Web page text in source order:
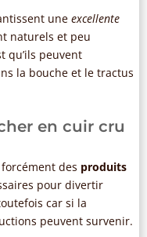
une excellente
naturels et peu
qu’ils peuvent
la bouche et le tractus
en cuir cru
des produits
pour divertir
car si la
peuvent survenir.